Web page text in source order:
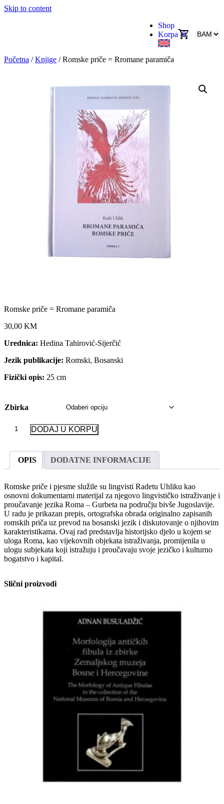
Skip to content
Shop
Korpa 0
Početna /Knjige / Romske priče = Rromane paramiča
Romske priče = Rromane paramiča
30,00 KM
Urednica: Hedina Tahirović-Sijerčić
Jezik publikacije: Romski, Bosanski
Fizički opis: 25 cm
Zbirka
Romske
Rromane
paramiča
DODAJ U KORPU
OPIS DODATNE INFORMACIJE
Romske priče i pjesme služile su lingvisti Radetu Uhliku kao
osnovni dokumentarni materijal za njegovo lingvističko istraživanje i
proučavanje jezika Roma – Gurbeta na području bivše Jugoslavije.
U radu je prikazan prepis, ortografska obrada originalno zapisanih
romskih priča uz prevod na bosanski jezik i diskutovanje o njihovim
karakteristikama. Ovaj rad predstavlja historijsko djelo u kojem se
uloga Roma, kao vijekovnih objekata istraživanja, promijenila u
ulogu subjekata koji istražuju i proučavaju svoje jezičko i kulturno
bogatstvo i kapital.
Slični proizvodi